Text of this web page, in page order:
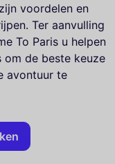
voordelen en
Ter aanvulling
To Paris u helpen
om de beste keuze
avontuur te